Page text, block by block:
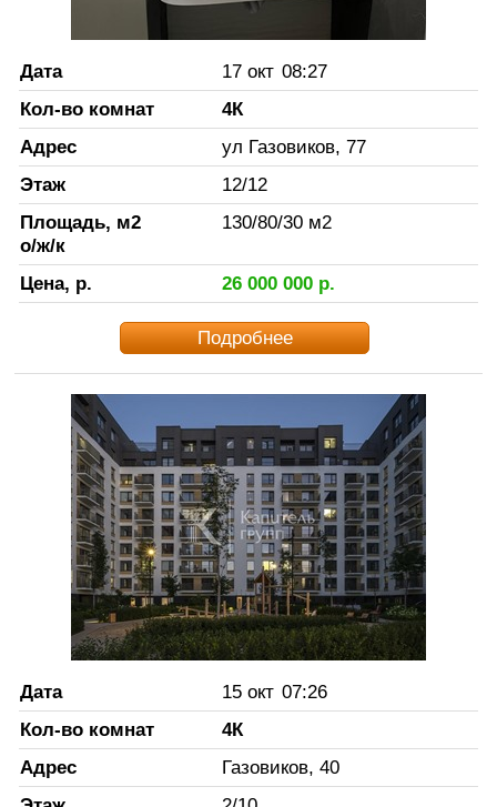
Дата 17 окт 08:27
Кол-во комнат
4К
Адрес
ул Газовиков, 77
Этаж
12/12
Площадь, м2
о/ж/к
130/80/30 м2
Цена, р. 26 000 000р.
Подробнее
Дата 15 окт 07:26
Кол-во комнат
4К
Адрес
Газовиков, 40